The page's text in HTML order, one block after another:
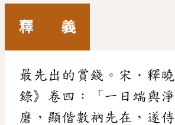
釋 義
最先出的賞錢。宋．釋
錄》卷四：「一日端與
磨，顯偕數衲先在，遂